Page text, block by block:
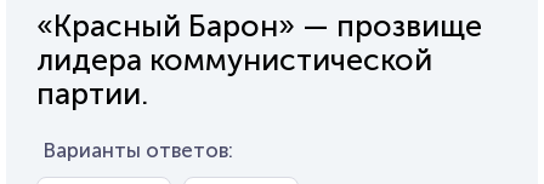
«Красный Барон» — прозвище
лидера коммунистической
партии.
Варианты ответов: